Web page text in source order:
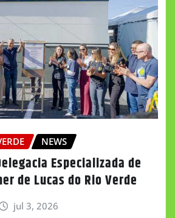
NEWS
Especializada de
de Lucas do Rio Verde
jul 3, 2026